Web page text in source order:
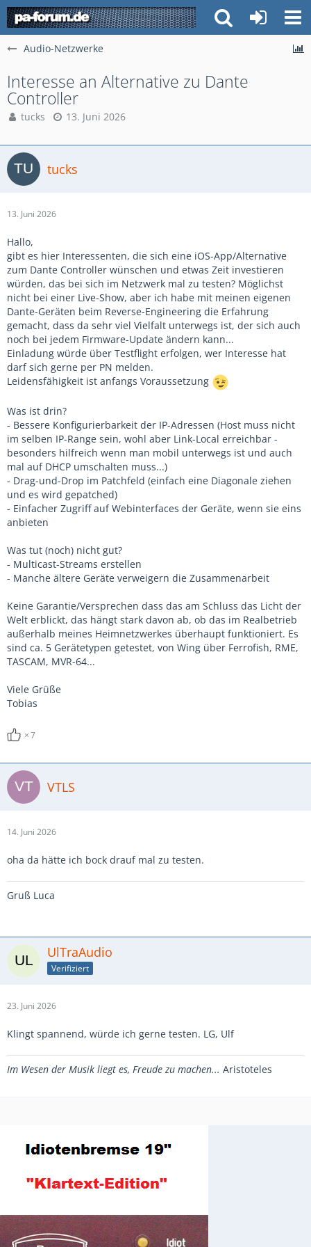
Audio-Netzwerke
Interesse an Alternative zu Dante
Controller
tucks 13. Juni 2026
tucks
13. Juni 2026
Hallo,
gibt es hier Interessenten, die sich eine iOS-App/Alternative
zum Dante Controller wünschen und etwas Zeit investieren
würden, das bei sich im Netzwerk mal zu testen? Möglichst
nicht bei einer Live-Show, aber ich habe mit meinen eigenen
Dante-Geräten beim Reverse-Engineering die Erfahrung
gemacht, dass da sehr viel Vielfalt unterwegs ist, der sich auch
noch bei jedem Firmware-Update ändern kann...
Einladung würde über Testflight erfolgen, wer Interesse hat
darf sich gerne per PN melden.
Leidensfähigkeit ist anfangs Voraussetzung
Was ist drin?
- Bessere Konfigurierbarkeit der IP-Adressen (Host muss nicht
im selben IP-Range sein, wohl aber Link-Local erreichbar -
besonders hilfreich wenn man mobil unterwegs ist und auch
mal auf DHCP umschalten muss...)
- Drag-und-Drop im Patchfeld (einfach eine Diagonale ziehen
und es wird gepatched)
- Einfacher Zugriff auf Webinterfaces der Geräte, wenn sie eins
anbieten
Was tut (noch) nicht gut?
- Multicast-Streams erstellen
- Manche ältere Geräte verweigern die Zusammenarbeit
Keine Garantie/Versprechen dass das am Schluss das Licht der
Welt erblickt, das hängt stark davon ab, ob das im Realbetrieb
außerhalb meines Heimnetzwerkes überhaupt funktioniert. Es
sind ca. 5 Gerätetypen getestet, von Wing über Ferrofish, RME,
TASCAM, MVR-64...
Viele Grüße
Tobias
7
VTLS
14. Juni 2026
oha da hätte ich bock drauf mal zu testen.
Gruß Luca
UlTraAudio
Verifiziert
23. Juni 2026
Klingt spannend, würde ich gerne testen. LG, Ulf
Im Wesen der Musik liegt es, Freude zu machen... Aristoteles